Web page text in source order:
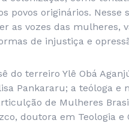
povos originários. Nesse
as vozes das mulheres,
de injustiça e
do terreiro Ylê Obá
Pankararu; a teóloga e
de Mulheres
doutora em Teologia e